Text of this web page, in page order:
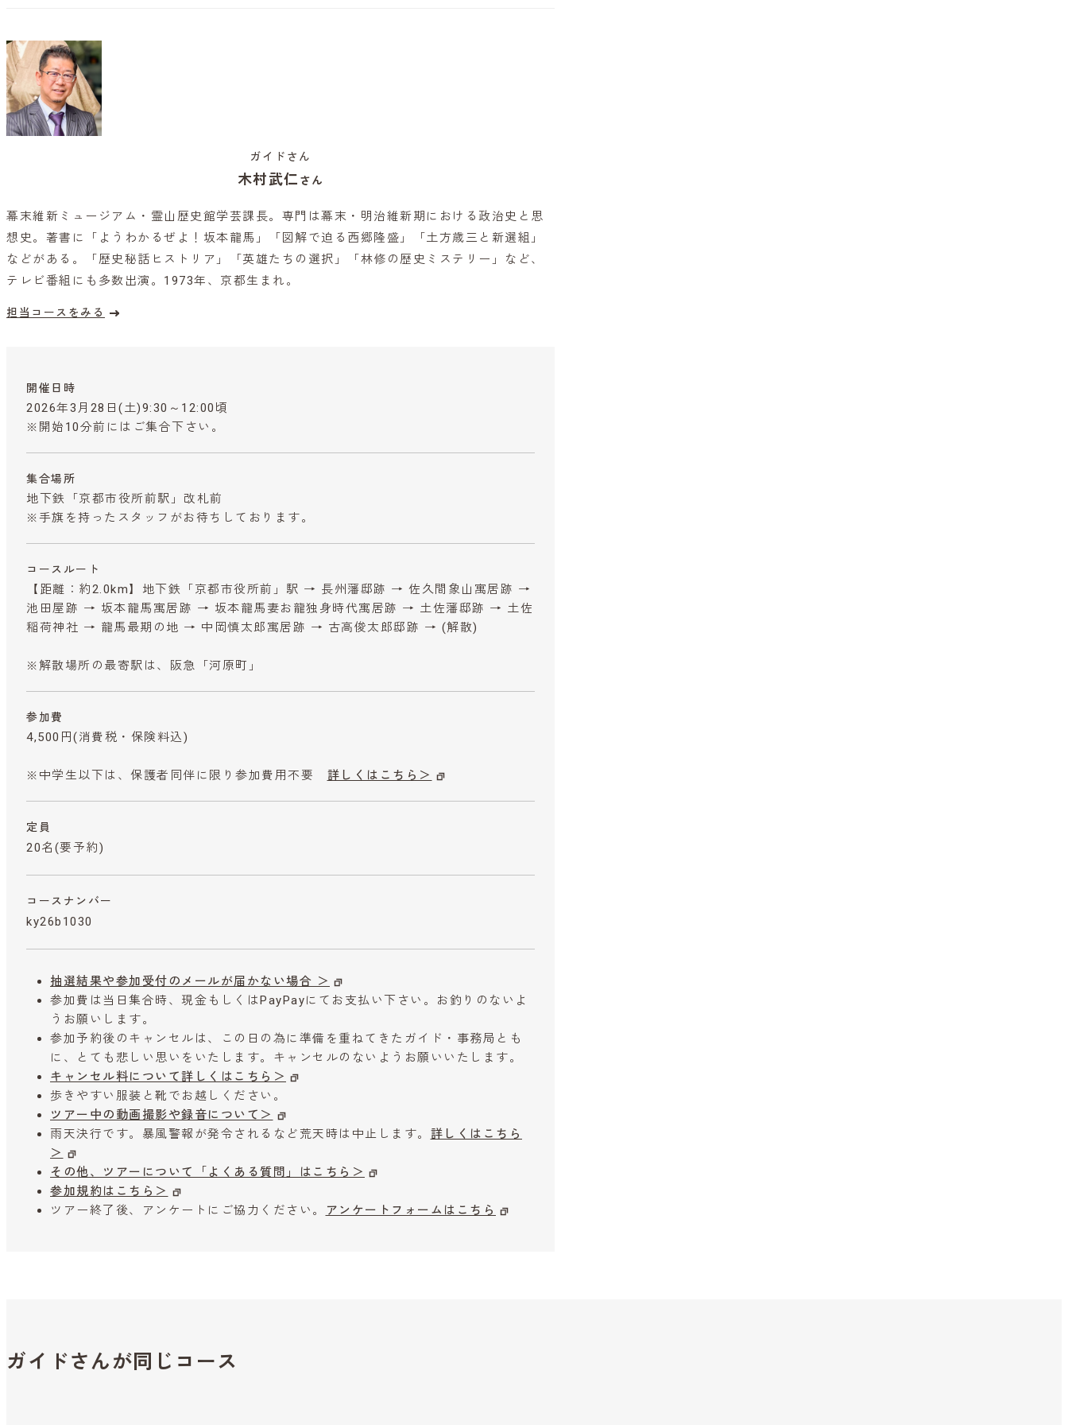
ガイドさん
木村武仁 さん
幕末維新ミュージアム・霊山歴史館学芸課長。専門は幕末・明治維新期における政治史と思
想史。著書に「ようわかるぜよ！坂本龍馬」「図解で迫る西郷隆盛」「土方歳三と新選組」
などがある。「歴史秘話ヒストリア」「英雄たちの選択」「林修の歴史ミステリー」など、
テレビ番組にも多数出演。1973年、京都生まれ。
担当コースをみる
開催日時
2026年3月28日(土)9:30～12:00頃
※開始10分前にはご集合下さい。
集合場所
地下鉄「京都市役所前駅」改札前
※手旗を持ったスタッフがお待ちしております。
コースルート
【距離：約2.0km】地下鉄「京都市役所前」駅 → 長州藩邸跡 → 佐久間象山寓居跡 →
池田屋跡 → 坂本龍馬寓居跡 → 坂本龍馬妻お龍独身時代寓居跡 → 土佐藩邸跡 → 土佐
稲荷神社 → 龍馬最期の地 → 中岡慎太郎寓居跡 → 古高俊太郎邸跡 → (解散)
※解散場所の最寄駅は、阪急「河原町」
参加費
4,500円 (消費税・保険料込)
※中学生以下は、保護者同伴に限り参加費用不要 詳しくはこちら＞
定員
20名(要予約)
コースナンバー
ky26b1030
抽選結果や参加受付のメールが届かない場合 ＞
参加費は当日集合時、現金もしくはPayPayにてお支払い下さい。お釣りのないよ
うお願いします。
参加予約後のキャンセルは、この日の為に準備を重ねてきたガイド・事務局とも
に、とても悲しい思いをいたします。キャンセルのないようお願いいたします。
キャンセル料について詳しくはこちら＞
歩きやすい服装と靴でお越しください。
ツアー中の動画撮影や録音について＞
雨天決行です。暴風警報が発令されるなど荒天時は中止します。 詳しくはこちら
＞
その他、ツアーについて「よくある質問」はこちら＞
参加規約はこちら＞
ツアー終了後、アンケートにご協力ください。
アンケートフォームはこちら
ガイドさんが同じコース